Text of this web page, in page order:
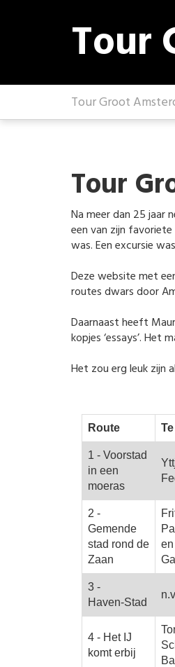
Tour
Tour Groot
Tour
Na meer dan 25 jaar
een van zijn
was. Een excursie
Deze website met
routes dwars door
Daarnaast heeft
kopjes ‘essays’.
Het zou erg leuk zijn
Route
1 - Voorstad
in een
moeras
2 -
Gemende
stad rond de
Zaan
3 -
Haven-Stad
4 - Het IJ
komt erbij